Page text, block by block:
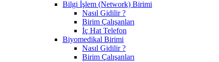
Bilgi İşlem (Network) Birimi
Nasıl Gidilir ?
Birim Çalışanları
İç Hat Telefon
Biyomedikal Birimi
Nasıl Gidilir ?
Birim Çalışanları